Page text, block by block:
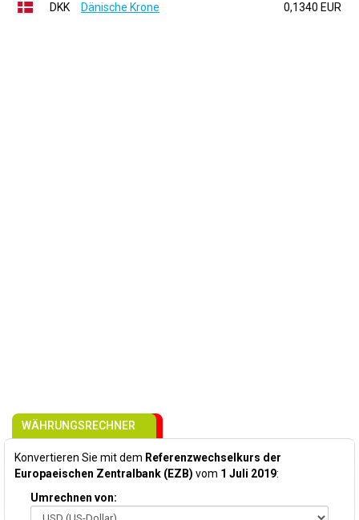
DKK
Dänische Krone 0,1340 EUR
WÄHRUNGSRECHNER
Konvertieren Sie mit dem Referenzwechselkurs der
Europaeischen Zentralbank (EZB) vom 1 Juli 2019:
Umrechnen von: